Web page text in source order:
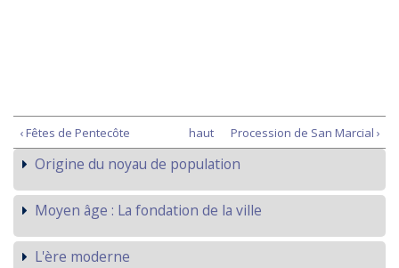
‹ Fêtes de Pentecôte haut Procession de San Marcial ›
Origine du noyau de population
Moyen âge : La fondation de la ville
L'ère moderne